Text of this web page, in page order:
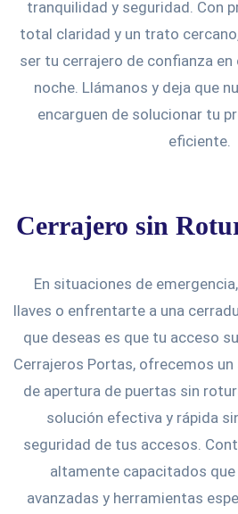
tranquilidad y seguridad. Con
total claridad y un trato
ser tu cerrajero de confianza en
noche. Llámanos y deja que
encarguen de solucionar tu
eficiente.
Cerrajero sin
En situaciones de
llaves o enfrentarte a una
que deseas es que tu acceso
Cerrajeros Portas, ofrecemos
de apertura de puertas sin
solución efectiva y rápida
seguridad de tus accesos.
altamente capacitados
avanzadas y herramientas